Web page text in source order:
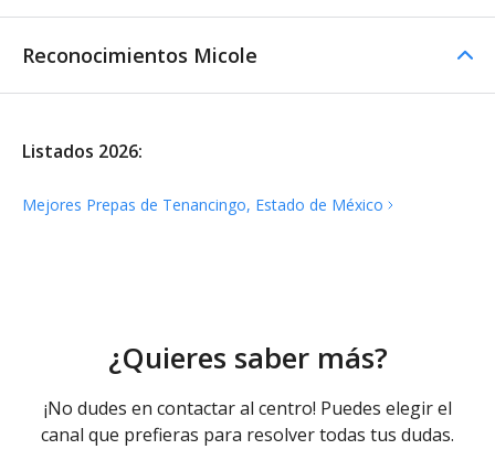
Reconocimientos Micole
Listados 2026:
Mejores Prepas de Tenancingo, Estado de México
¿Quieres saber más?
¡No dudes en contactar al centro! Puedes elegir el
canal que prefieras para resolver todas tus dudas.